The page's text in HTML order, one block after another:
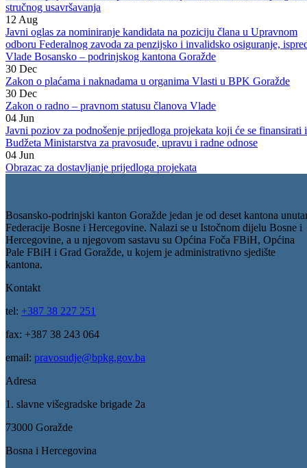
KonkursiVidi sve
20 Nov
Poziv za prijavu na Javni poziv za sticanje statusa realizatora
stručnog usavršavanja
12 Aug
Javni oglas za nominiranje kandidata na poziciju člana u Upravnom
odboru Federalnog zavoda za penzijsko i invalidsko osiguranje,
Vlade Bosansko – podrinjskog kantona Goražde
30 Dec
Zakon o plaćama i naknadama u organima Vlasti u BPK Goražde
30 Dec
Zakon o radno – pravnom statusu članova Vlade
04 Jun
Javni poziov za podnošenje prijedloga projekata koji će se finansirati